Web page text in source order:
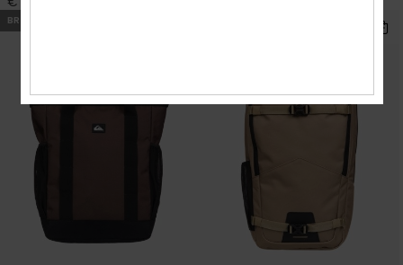
BRANDNEU